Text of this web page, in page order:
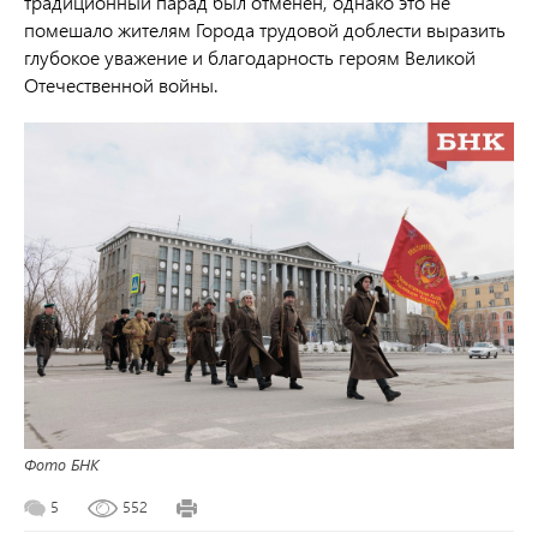
помешало жителям Города трудовой доблести выразить
глубокое уважение и благодарность героям Великой
Отечественной войны.
Фото БНК
5 552